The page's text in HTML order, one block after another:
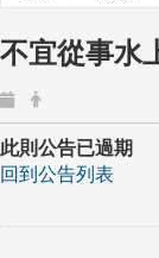
不宜從事水
此則公告已過期
回到公告列表